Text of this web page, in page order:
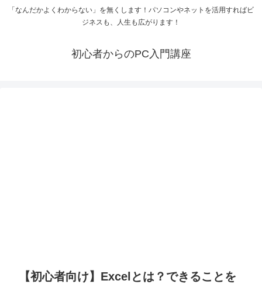
「なんだかよくわからない」を無くします！パソコンやネットを活用すればビ
ジネスも、人生も広がります！
初心者からのPC入門講座
【初心者向け】Excelとは？できることを